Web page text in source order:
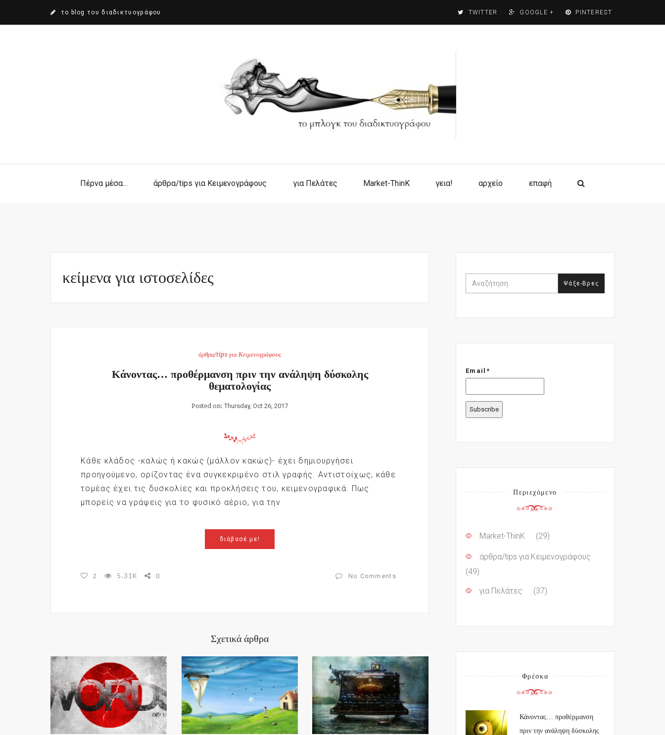
το blog του διαδικτυογράφου TWITTER GOOGLE + PINTEREST
Πέρνα μέσα… άρθρα/tips για Κειμενογράφους για Πελάτες Market-ThinK γεια! αρχείο επαφή
κείμενα για ιστοσελίδες
άρθρα/tips για Κειμενογράφους
Κάνοντας… προθέρμανση πριν την ανάληψη δύσκολης
θεματολογίας
Posted on: Thursday, Oct 26, 2017
Κάθε κλάδος -καλώς ή κακώς (μάλλον κακώς)- έχει δημιουργήσει
προηγούμενο, ορίζοντας ένα συγκεκριμένο στιλ γραφής. Αντιστοίχως, κάθε
τομέας έχει τις δυσκολίες και προκλήσεις του, κειμενογραφικά. Πως
μπορείς να γράψεις για το φυσικό αέριο, για την
διάβασέ με!
2 5.31K 0 No Comments
Σχετικά άρθρα
Email*
Περιεχόμενο
Market-ThinK (29)
άρθρα/tips για Κειμενογράφους
(49)
για Πελάτες (37)
Φρέσκα
Κάνοντας… προθέρμανση
πριν την ανάληψη δύσκολης